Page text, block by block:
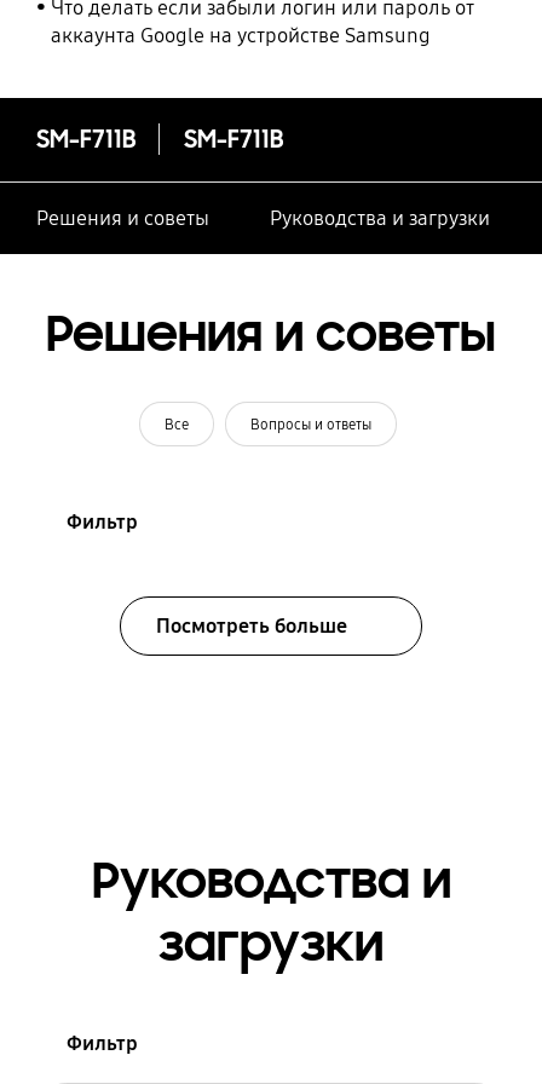
Что делать если забыли логин или пароль от
аккаунта Google на устройстве Samsung
SM-F711B SM-F711B
Решения и советы Руководства и загрузки
Решения и советы
Все Вопросы и ответы
Фильтр
Посмотреть больше
Руководства и
загрузки
Фильтр